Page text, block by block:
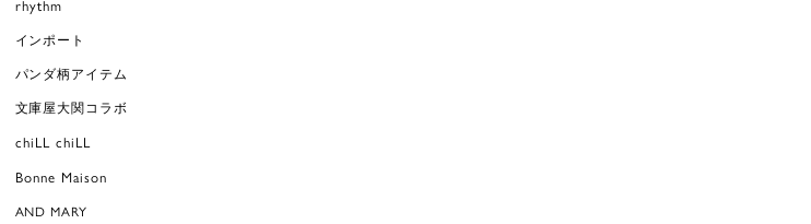
rhythm
インポート
パンダ柄アイテム
文庫屋大関コラボ
chiLL chiLL
Bonne Maison
AND MARY